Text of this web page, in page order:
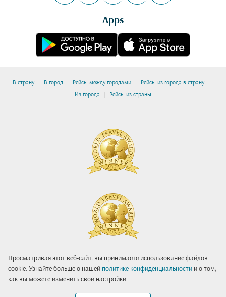
Просматривая этот веб-сайт, вы принимаете использование файлов
cookie. Узнайте больше о нашей политике конфиденциальности и о том,
как вы можете изменить свои настройки.
Apps
В страну | В город | Рейсы между городами | Рейсы из города в страну |
Из города | Рейсы из страны